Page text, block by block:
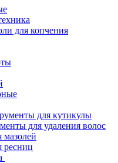
для копчения
для кутикулы
для удаления волос
ресниц